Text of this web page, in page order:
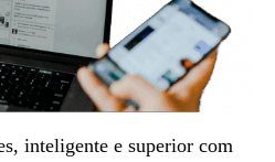
inteligente e superior com